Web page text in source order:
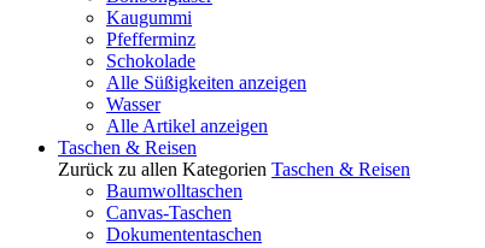
Kaugummi
Pfefferminz
Schokolade
Alle Süßigkeiten anzeigen
Wasser
Alle Artikel anzeigen
Taschen & Reisen
Zurück zu allen Kategorien Taschen & Reisen
Baumwolltaschen
Canvas-Taschen
Dokumententaschen